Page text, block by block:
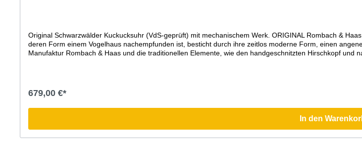
Original Schwarzwälder Kuckucksuhr (VdS-geprüft) mit mechanischem Werk. ORIGINAL Rombach &
deren Form einem Vogelhaus nachempfunden ist, besticht durch ihre zeitlos moderne Form, einen
Manufaktur Rombach & Haas und die traditionellen Elemente, wie den handgeschnitzten Hirschkopf und
zur vollen Stunde mit der Anzahl der Stunden und zur halben Stunde einmaligQualitätsmarke Romba-
Jahre Garantie (24 Monate + 1 Jahr Garantieverlängerung GRATIS auf alle Uhren. Nur hier im
679,00 €*
In den